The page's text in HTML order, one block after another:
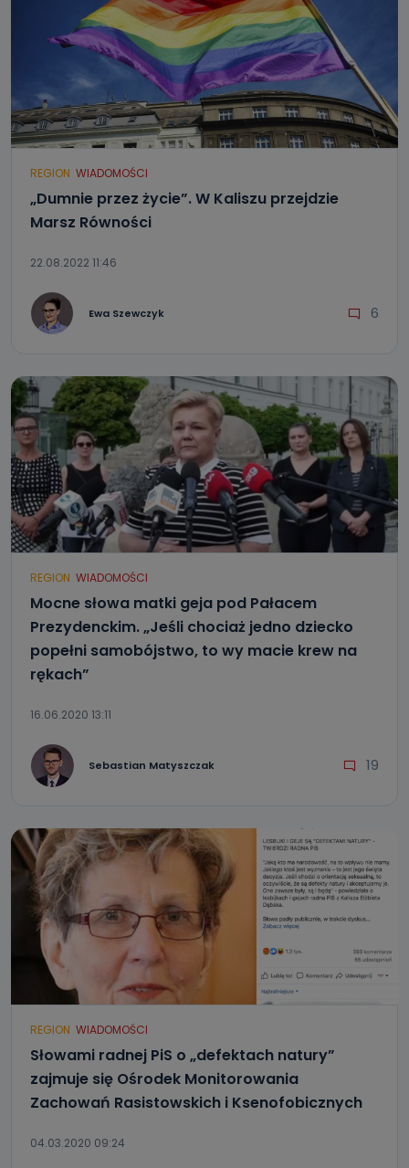
REGION WIADOMOŚCI
„Dumnie przez życie”. W Kaliszu przejdzie
Marsz Równości
22.08.2022 11:46
Ewa Szewczyk 6
REGION WIADOMOŚCI
Mocne słowa matki geja pod Pałacem
Prezydenckim. „Jeśli chociaż jedno dziecko
popełni samobójstwo, to wy macie krew na
rękach”
16.06.2020 13:11
Sebastian Matyszczak 19
REGION WIADOMOŚCI
Słowami radnej PiS o „defektach natury”
zajmuje się Ośrodek Monitorowania
Zachowań Rasistowskich i Ksenofobicznych
04.03.2020 09:24